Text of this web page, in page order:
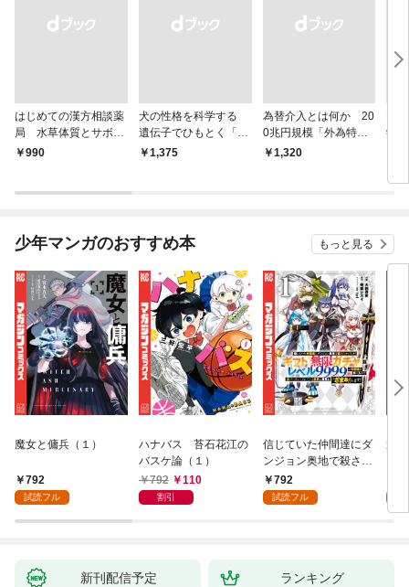
はじめての漢方相談薬
局 水草体質とサボテ
ン体質
￥990
犬の性格を科学する
遺伝子でひもとく「最
良の友」の進化
￥1,375
為替介入とは何か 20
0兆円規模「外為特
会」が生まれた謎
￥1,320
学
少年マンガのおすすめ本 もっと見る
魔女と傭兵（１）
792
試読フル
ハナバス 苔石花江の
バスケ論（１）
792
110
割引
信じていた仲間達にダ
ンジョン奥地で殺され
かけたがギフト『無限
ガチャ』でレベル９９
（１）
792
試読フル
追
強
～
新刊配信予定 ランキング